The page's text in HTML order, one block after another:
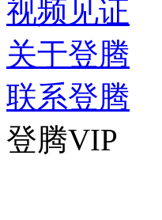
视频见证
关于登腾
联系登腾
登腾VIP